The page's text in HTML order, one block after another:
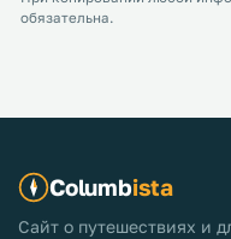
обязательна.
Columbista
Сайт о путешествиях и